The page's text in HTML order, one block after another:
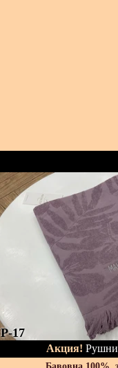
P-17
Акция!